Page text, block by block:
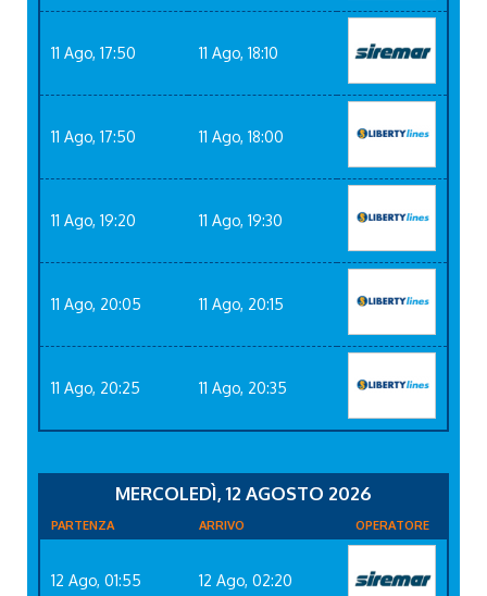
11 Ago, 17:50 11 Ago, 18:10
11 Ago, 17:50 11 Ago, 18:00
11 Ago, 19:20 11 Ago, 19:30
11 Ago, 20:05 11 Ago, 20:15
11 Ago, 20:25 11 Ago, 20:35
MERCOLEDÌ, 12 AGOSTO 2026
PARTENZA ARRIVO OPERATORE
12 Ago, 01:55 12 Ago, 02:20